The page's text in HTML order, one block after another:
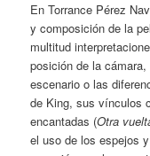
En Torrance Pérez
y composición de la
multitud
posición de la
escenario o las
de King, sus vínculos
encantadas (Otra
el uso de los espejos